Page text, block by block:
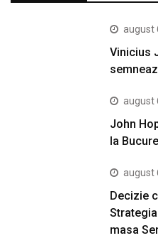
august
Vinicius
august
John
la
august
Decizie
masa